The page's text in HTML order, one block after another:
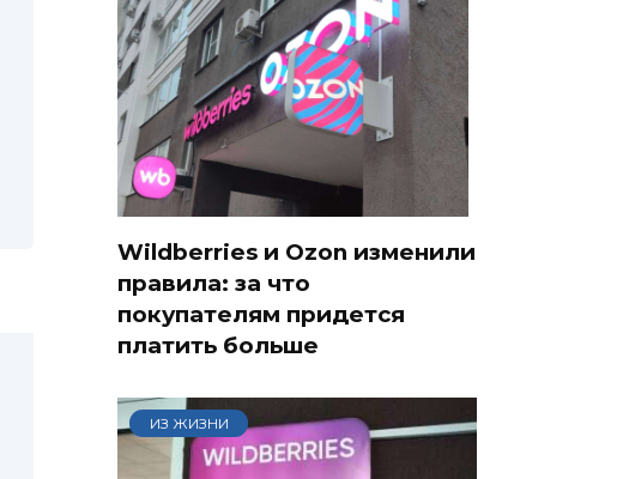
Wildberries и Ozon изменили
правила: за что
покупателям придется
платить больше
ИЗ ЖИЗНИ